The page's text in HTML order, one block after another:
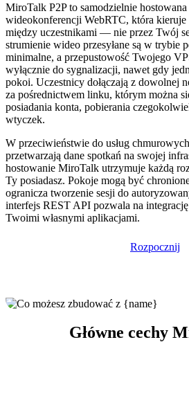
MiroTalk P2P to samodzielnie
wideokonferencji WebRTC, która kieruje
między uczestnikami — nie przez Twój
strumienie wideo przesyłane są w trybie
minimalne, a przepustowość Twojego
wyłącznie do sygnalizacji, nawet gdy
pokoi. Uczestnicy dołączają z dowolnej
za pośrednictwem linku, którym można
posiadania konta, pobierania
wtyczek.
W przeciwieństwie do usług
przetwarzają dane spotkań na swojej
hostowanie MiroTalk utrzymuje każdą
Ty posiadasz. Pokoje mogą być
ogranicza tworzenie sesji do
interfejs REST API pozwala na
Twoimi własnymi aplikacjami.
Rozpocznij
Główne cechy